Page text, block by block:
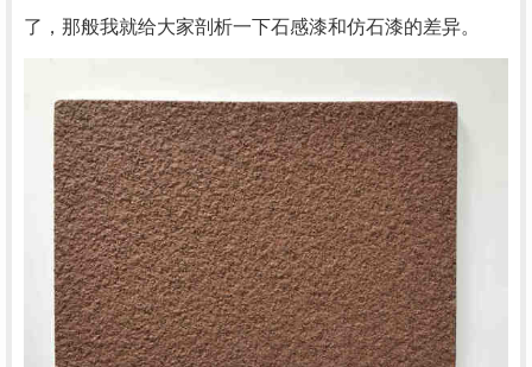
了，那般我就给大家剖析一下石感漆和仿石漆的差异。